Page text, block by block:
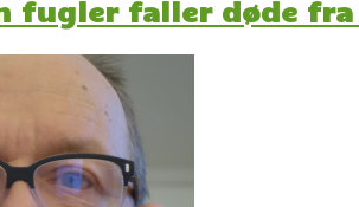
fugler faller døde